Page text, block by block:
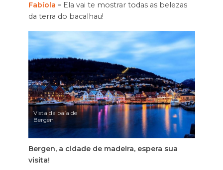
Fabíola –Ela vai te mostrar todas as belezas
da terra do bacalhau!
Vista da baía de
Bergen
Bergen, a cidade de madeira, espera sua
visita!